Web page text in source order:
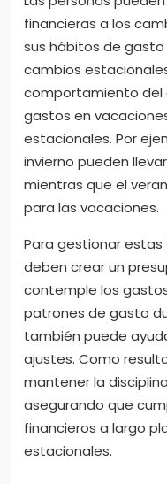
financieras a los
sus hábitos de gasto
cambios
comportamiento del
gastos en
estacionales. Por
invierno pueden
mientras que el
para las vacaciones.
Para gestionar
deben crear un
contemple los
patrones de gasto
también puede
ajustes. Como
mantener la
asegurando que
financieros a largo
estacionales.